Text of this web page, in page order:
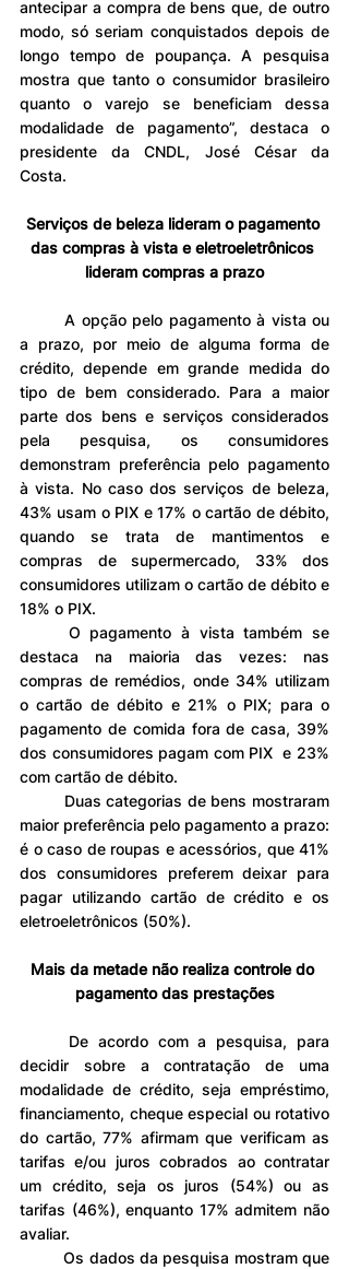
antecipar a compra de bens que, de outro
modo, só seriam conquistados depois de
longo tempo de poupança. A pesquisa
mostra que tanto o consumidor brasileiro
quanto o varejo se beneficiam dessa
modalidade de pagamento”, destaca o
presidente da CNDL, José César da
Costa.
Serviços de beleza lideram o pagamento
das compras à vista e eletroeletrônicos
lideram compras a prazo
	A opção pelo pagamento à vista ou
a prazo, por meio de alguma forma de
crédito, depende em grande medida do
tipo de bem considerado. Para a maior
parte dos bens e serviços considerados
pela pesquisa, os consumidores
demonstram preferência pelo pagamento
à vista. No caso dos serviços de beleza,
43% usam o PIX e 17% o cartão de débito,
quando se trata de mantimentos e
compras de supermercado, 33% dos
consumidores utilizam o cartão de débito e
18% o PIX.
destaca na maioria das vezes: nas
compras de remédios, onde 34% utilizam
o cartão de débito e 21% o PIX; para o
pagamento de comida fora de casa, 39%
dos consumidores pagam com PIX  e 23%
com cartão de débito.
maior preferência pelo pagamento a prazo:
é o caso de roupas e acessórios, que 41%
dos consumidores preferem deixar para
pagar utilizando cartão de crédito e os
eletroeletrônicos (50%).
Mais da metade não realiza controle do
pagamento das prestações
decidir sobre a contratação de uma
modalidade de crédito, seja empréstimo,
financiamento, cheque especial ou rotativo
do cartão, 77% afirmam que verificam as
tarifas e/ou juros cobrados ao contratar
um crédito, seja os juros (54%) ou as
tarifas (46%), enquanto 17% admitem não
avaliar.
	Os dados da pesquisa mostram que